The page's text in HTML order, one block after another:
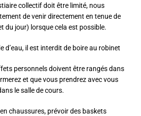
collectif doit être limité, nous
de venir directement en tenue de
du jour) lorsque cela est possible.
d’eau, il est interdit de boire au robinet
personnels doivent être rangés dans
et que vous prendrez avec vous
le salle de cours.
chaussures, prévoir des baskets